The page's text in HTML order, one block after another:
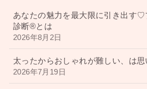
あなたの魅力を最大限に引き出す
診断®︎とは
2026年8月2日
太ったからおしゃれが難しい、は思
2026年7月19日